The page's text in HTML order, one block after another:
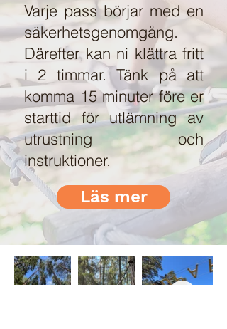
Varje pass börjar med en
säkerhetsgenomgång.
Därefter kan ni klättra fritt
i 2 timmar. Tänk på att
komma 15 minuter före er
starttid för utlämning av
utrustning och
instruktioner.
Läs mer